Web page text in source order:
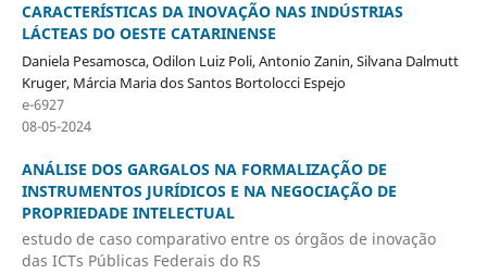
CARACTERÍSTICAS DA INOVAÇÃO NAS INDÚSTRIAS
LÁCTEAS DO OESTE CATARINENSE
Daniela Pesamosca, Odilon Luiz Poli, Antonio Zanin, Silvana Dalmutt
Kruger, Márcia Maria dos Santos Bortolocci Espejo
e-6927
08-05-2024
ANÁLISE DOS GARGALOS NA FORMALIZAÇÃO DE
INSTRUMENTOS JURÍDICOS E NA NEGOCIAÇÃO DE
PROPRIEDADE INTELECTUAL
estudo de caso comparativo entre os órgãos de inovação
das ICTs Públicas Federais do RS